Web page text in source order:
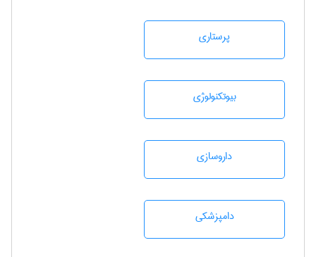
پرستاری
بيوتكنولوژی
داروسازی
دامپزشكی